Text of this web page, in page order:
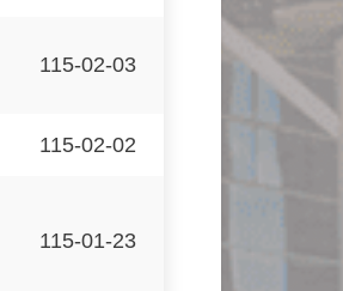
115-02-03
115-02-02
115-01-23